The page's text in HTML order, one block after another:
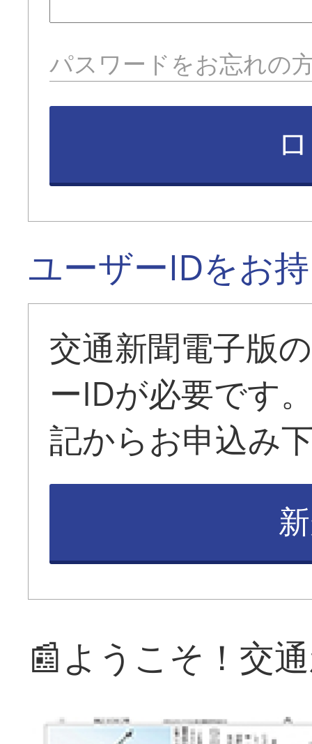
パスワードをお忘れの
ユーザーIDをお
交通新聞電子版
ーIDが必要です
記からお申込み
📰ようこそ！交